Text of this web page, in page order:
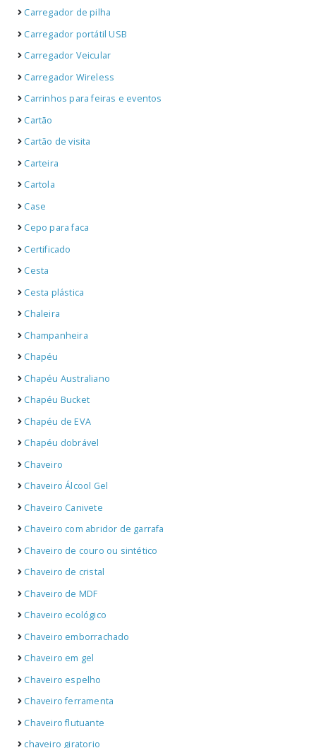
Carregador de pilha
Carregador portátil USB
Carregador Veicular
Carregador Wireless
Carrinhos para feiras e eventos
Cartão
Cartão de visita
Carteira
Cartola
Case
Cepo para faca
Certificado
Cesta
Cesta plástica
Chaleira
Champanheira
Chapéu
Chapéu Australiano
Chapéu Bucket
Chapéu de EVA
Chapéu dobrável
Chaveiro
Chaveiro Álcool Gel
Chaveiro Canivete
Chaveiro com abridor de garrafa
Chaveiro de couro ou sintético
Chaveiro de cristal
Chaveiro de MDF
Chaveiro ecológico
Chaveiro emborrachado
Chaveiro em gel
Chaveiro espelho
Chaveiro ferramenta
Chaveiro flutuante
chaveiro giratorio